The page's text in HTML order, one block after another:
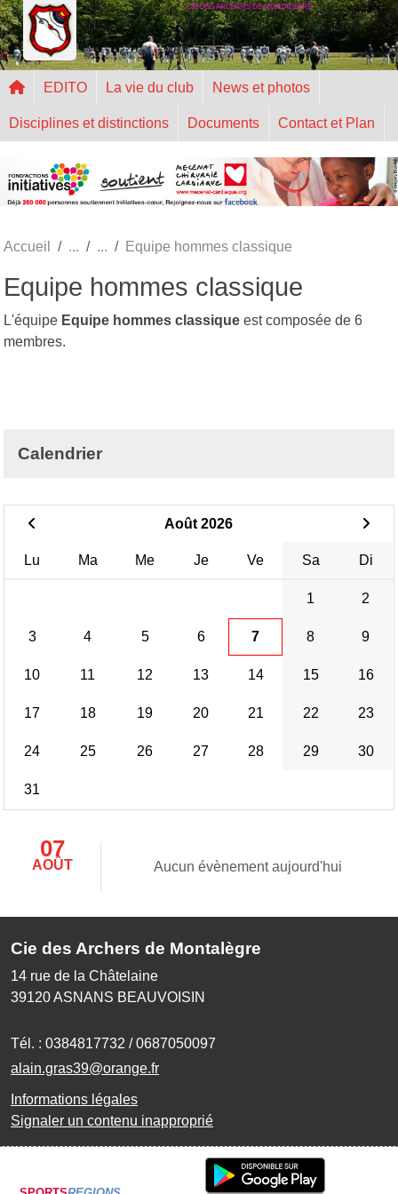
CIE DES ARCHERS DE MONTALEGRE
EDITO La vie du club News et photos
Disciplines et distinctions Documents Contact et Plan
Accueil Equipe hommes classique
Equipe hommes classique
L'équipe Equipe hommes classique est composée de 6
membres.
Calendrier
Août 2026
Lu Ma Me Je Ve Sa Di
1 2
3 4 5 6 7 8 9
10 11 12 13 14 15 16
17 18 19 20 21 22 23
24 25 26 27 28 29 30
31
07
AOÛT Aucun évènement aujourd'hui
Cie des Archers de Montalègre
14 rue de la Châtelaine
39120ASNANS BEAUVOISIN
Tél. : 0384817732 / 0687050097
alain.gras39@orange.fr
Informations légales
Signaler un contenu inapproprié
Panneau de gestion des cookies